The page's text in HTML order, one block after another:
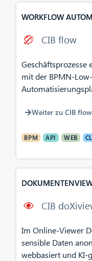
WORKFLOW
CIB flow
Geschäftsprozesse
mit der BPMN-
Weiter zu CIB flow
BPM API WEB
CIB
Im Online-Viewer
sensible Daten
webbasiert und KI-